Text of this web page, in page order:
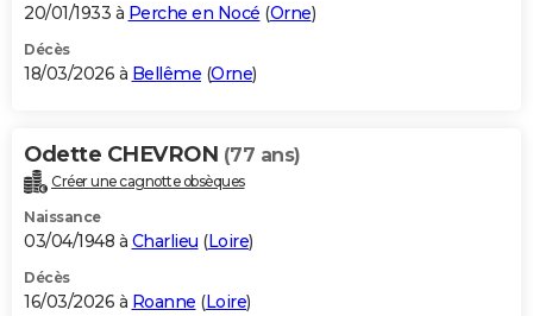
20/01/1933 à Perche en Nocé (Orne)
Décès
18/03/2026 à Bellême (Orne)
Odette CHEVRON (77 ans)
Créer une cagnotte obsèques
Naissance
03/04/1948 à Charlieu (Loire)
Décès
16/03/2026 à Roanne (Loire)